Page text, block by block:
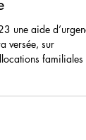
de 600
de
une aide